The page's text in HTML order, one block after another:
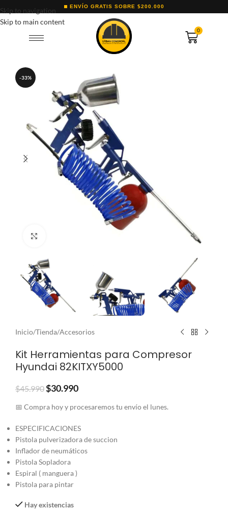
Skip to navigation
Skip to main content
ENVÍO GRATIS SOBRE $200.000
0
-33%
Inicio/Tienda/Accesorios
Kit Herramientas para Compresor
Hyundai 82KITXY5000
$45.990$30.990
📅 Compra hoy y procesaremos tu envío el lunes.
ESPECIFICACIONES
Pistola pulverizadora de succion
Inflador de neumáticos
Pistola Sopladora
Espiral ( manguera )
Pistola para pintar
Hay existencias